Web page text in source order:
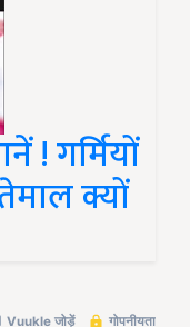
! गर्मियों
क्यों